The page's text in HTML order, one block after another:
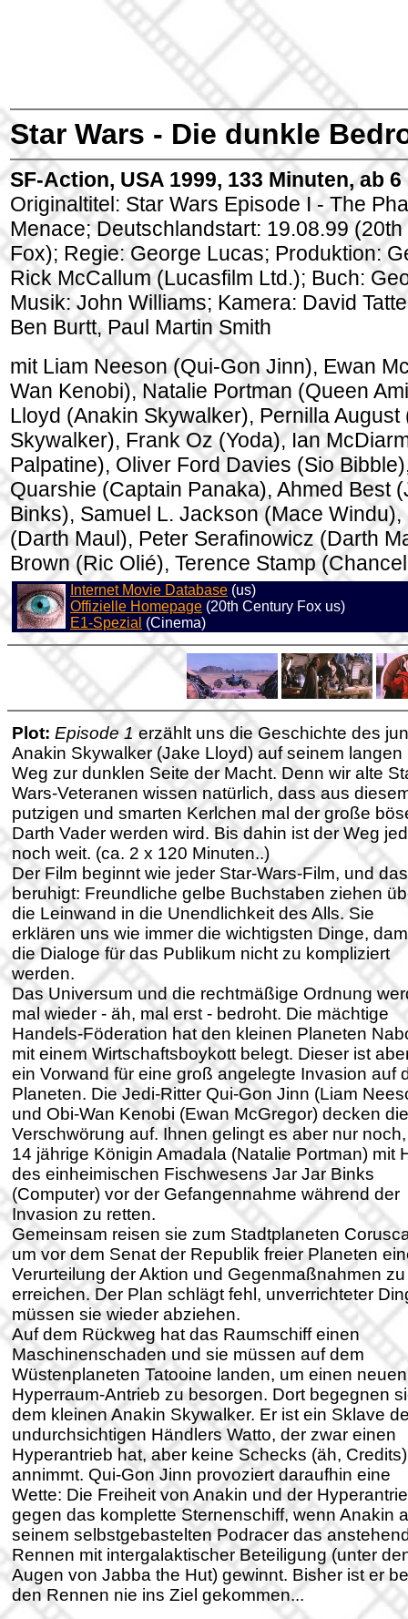
Star Wars - Die dunkle
SF-Action, USA 1999, 133 Minuten, ab 6
Originaltitel: Star Wars Episode I - The
Menace; Deutschlandstart: 19.08.99
Fox); Regie: George Lucas; Produktion:
Rick McCallum (Lucasfilm Ltd.); Buch:
Musik: John Williams; Kamera: David
Ben Burtt, Paul Martin Smith
mit Liam Neeson (Qui-Gon Jinn), Ewan
Wan Kenobi), Natalie Portman (Queen
Lloyd (Anakin Skywalker), Pernilla August
Skywalker), Frank Oz (Yoda), Ian
Palpatine), Oliver Ford Davies (Sio
Quarshie (Captain Panaka), Ahmed Best
Binks), Samuel L. Jackson (Mace
(Darth Maul), Peter Serafinowicz (Darth
Brown (Ric Olié), Terence Stamp
Internet Movie Database (us)
Offizielle Homepage (20th Century Fox us)
E1-Spezial (Cinema)
Plot: Episode 1erzählt uns die Geschichte des
Anakin Skywalker (Jake Lloyd) auf seinem langen
Weg zur dunklen Seite der Macht. Denn wir alte
Wars-Veteranen wissen natürlich, dass aus
putzigen und smarten Kerlchen mal der große
Darth Vader werden wird. Bis dahin ist der Weg
noch weit. (ca. 2 x 120 Minuten..)
Der Film beginnt wie jeder Star-Wars-Film, und das
beruhigt: Freundliche gelbe Buchstaben ziehen
die Leinwand in die Unendlichkeit des Alls. Sie
erklären uns wie immer die wichtigsten Dinge,
die Dialoge für das Publikum nicht zu kompliziert
werden.
Das Universum und die rechtmäßige Ordnung
mal wieder - äh, mal erst - bedroht. Die mächtige
Handels-Föderation hat den kleinen Planeten
mit einem Wirtschaftsboykott belegt. Dieser ist
ein Vorwand für eine groß angelegte Invasion auf
Planeten. Die Jedi-Ritter Qui-Gon Jinn (Liam
und Obi-Wan Kenobi (Ewan McGregor) decken die
Verschwörung auf. Ihnen gelingt es aber nur
14 jährige Königin Amadala (Natalie Portman) mit
des einheimischen Fischwesens Jar Jar Binks
(Computer) vor der Gefangennahme während der
Invasion zu retten.
Gemeinsam reisen sie zum Stadtplaneten
um vor dem Senat der Republik freier Planeten
Verurteilung der Aktion und Gegenmaßnahmen zu
erreichen. Der Plan schlägt fehl, unverrichteter
müssen sie wieder abziehen.
Auf dem Rückweg hat das Raumschiff einen
Maschinenschaden und sie müssen auf dem
Wüstenplaneten Tatooine landen, um einen neuen
Hyperraum-Antrieb zu besorgen. Dort begegnen
dem kleinen Anakin Skywalker. Er ist ein Sklave
undurchsichtigen Händlers Watto, der zwar einen
Hyperantrieb hat, aber keine Schecks (äh, Credits)
annimmt. Qui-Gon Jinn provoziert daraufhin eine
Wette: Die Freiheit von Anakin und der
gegen das komplette Sternenschiff, wenn Anakin
seinem selbstgebastelten Podracer das
Rennen mit intergalaktischer Beteiligung (unter
Augen von Jabba the Hut) gewinnt. Bisher ist er
den Rennen nie ins Ziel gekommen...